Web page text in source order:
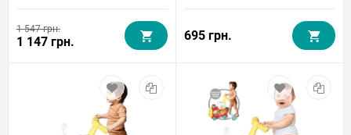
1 547 грн.
1 147 грн. 695 грн.